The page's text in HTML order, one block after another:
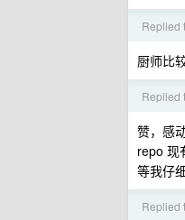
Replied
厨师比
Replied
赞，感动
repo 现
等我仔
Replied